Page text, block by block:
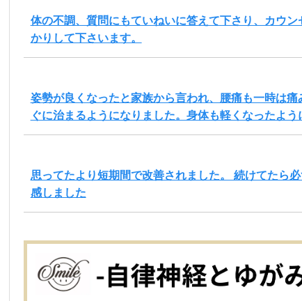
体の不調、質問にもていねいに答えて下さり、カウン
かりして下さいます。
姿勢が良くなったと家族から言われ、腰痛も一時は痛
ぐに治まるようになりました。身体も軽くなったよう
思ってたより短期間で改善されました。 続けてたら
感しました